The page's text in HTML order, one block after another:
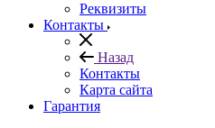
Реквизиты
Контакты
Назад
Контакты
Карта сайта
Гарантия